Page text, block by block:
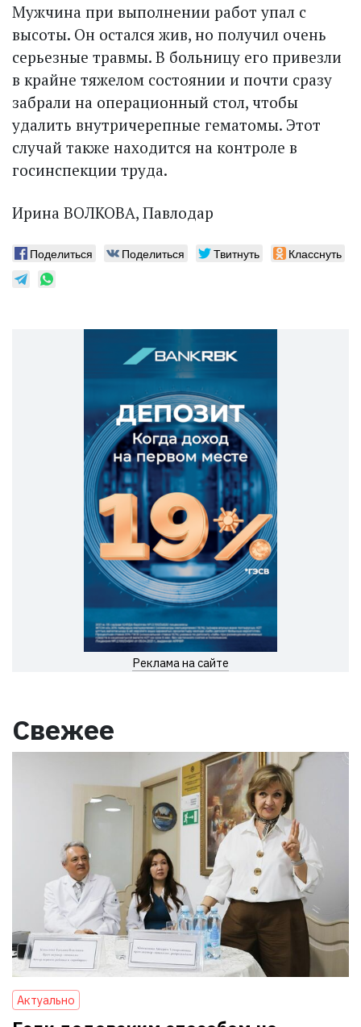
Мужчина при выполнении работ упал с
высоты. Он остался жив, но получил очень
серьезные травмы. В больницу его привезли
в крайне тяжелом состоянии и почти сразу
забрали на операционный стол, чтобы
удалить внутричерепные гематомы. Этот
случай также находится на контроле в
госинспекции труда.
Ирина ВОЛКОВА, Павлодар
Поделиться Поделиться Твитнуть Класснуть
Реклама на сайте
Свежее
Актуально